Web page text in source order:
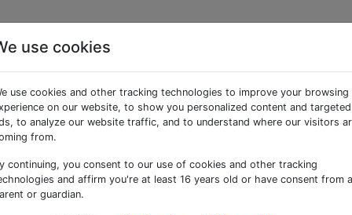
bei neuer
einer Eingabe einen Ajax-Aufruf ausführt.
dass die Funktion erneut ausgelöst wird, bevor der
use cookies
use cookies and other tracking technologies to improve your browsing
on our website, to show you personalized content and targeted
to analyze our website traffic, and to understand where our visitors
from.
continuing, you consent to our use of cookies and other tracking
and affirm you're at least 16 years old or have consent from a
or guardian.